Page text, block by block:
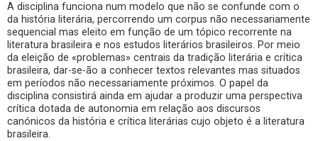
A disciplina funciona num modelo que não se confunde com o
da história literária, percorrendo um corpus não necessariamente
sequencial mas eleito em função de um tópico recorrente na
literatura brasileira e nos estudos literários brasileiros. Por meio
da eleição de «problemas» centrais da tradição literária e crítica
brasileira, dar-se-ão a conhecer textos relevantes mas situados
em períodos não necessariamente próximos. O papel da
disciplina consistirá ainda em ajudar a produzir uma perspectiva
crítica dotada de autonomia em relação aos discursos
canónicos da história e crítica literárias cujo objeto é a literatura
brasileira.